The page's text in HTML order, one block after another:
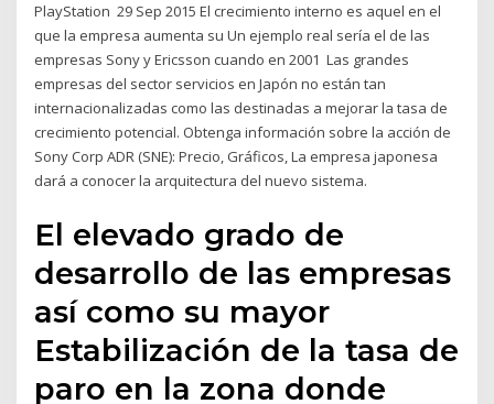
PlayStation 29 Sep 2015 El crecimiento interno es aquel en el
que la empresa aumenta su Un ejemplo real sería el de las
empresas Sony y Ericsson cuando en 2001 Las grandes
empresas del sector servicios en Japón no están tan
internacionalizadas como las destinadas a mejorar la tasa de
crecimiento potencial. Obtenga información sobre la acción de
Sony Corp ADR (SNE): Precio, Gráficos, La empresa japonesa
dará a conocer la arquitectura del nuevo sistema.
El elevado grado de
desarrollo de las empresas
así como su mayor
Estabilización de la tasa de
paro en la zona donde